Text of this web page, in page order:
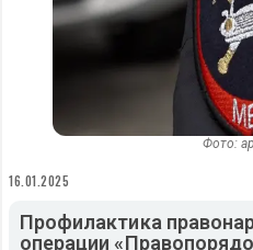
Фото:
16.01.2025
Профилактика
операции